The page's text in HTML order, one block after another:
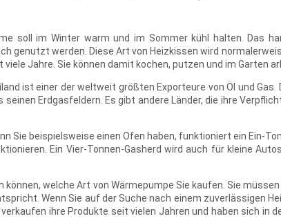
soll im Winter warm und im Sommer kühl halten. Das
genutzt werden. Diese Art von Heizkissen wird
Jahre. Sie können damit kochen, putzen und im Garten
ist einer der weltweit größten Exporteure von Öl und
Erdgasfeldern. Es gibt andere Länder, die ihre
Sie beispielsweise einen Ofen haben, funktioniert ein Ein-
Ein Vier-Tonnen-Gasherd wird auch für kleine
welche Art von Wärmepumpe Sie kaufen. Sie
Wenn Sie auf der Suche nach einem zuverlässigen
ihre Produkte seit vielen Jahren und haben sich in